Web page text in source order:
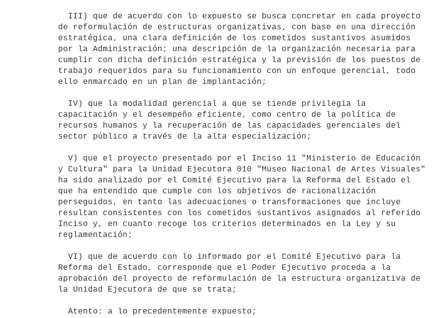
de reformulación de estructuras organizativas, con base en una dirección
estratégica, una clara definición de los cometidos sustantivos asumidos
por la Administración; una descripción de la organización necesaria para
cumplir con dicha definición estratégica y la previsión de los puestos de
trabajo requeridos para su funcionamiento con un enfoque gerencial, todo
ello enmarcado en un plan de implantación;
capacitación y el desempeño eficiente, como centro de la política de
recursos humanos y la recuperación de las capacidades gerenciales del
sector público a través de la alta especialización;
y Cultura" para la Unidad Ejecutora 010 "Museo Nacional de Artes Visuales"
ha sido analizado por el Comité Ejecutivo para la Reforma del Estado el
que ha entendido que cumple con los objetivos de racionalización
perseguidos, en tanto las adecuaciones o transformaciones que incluye
resultan consistentes con los cometidos sustantivos asignados al referido
Inciso y, en cuanto recoge los criterios determinados en la Ley y su
reglamentación;
Reforma del Estado, corresponde que el Poder Ejecutivo proceda a la
aprobación del proyecto de reformulación de la estructura organizativa de
la Unidad Ejecutora de que se trata;